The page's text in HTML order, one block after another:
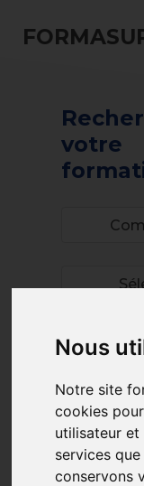
Nous
Notre site
cookies
utilisateur et
services
conservons
votre
Lancer la